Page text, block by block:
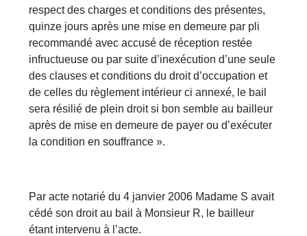
respect des charges et conditions des présentes,
quinze jours après une mise en demeure par pli
recommandé avec accusé de réception restée
infructueuse ou par suite d’inexécution d’une seule
des clauses et conditions du droit d’occupation et
de celles du règlement intérieur ci annexé, le bail
sera résilié de plein droit si bon semble au bailleur
après de mise en demeure de payer ou d’exécuter
la condition en souffrance ».
Par acte notarié du 4 janvier 2006 Madame S avait
cédé son droit au bail à Monsieur R, le bailleur
étant intervenu à l’acte.